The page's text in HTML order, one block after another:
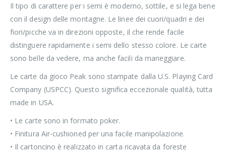
Il tipo di carattere per i semi è moderno, sottile, e si lega bene
con il design delle montagne. Le linee dei cuori/quadri e dei
fiori/picche va in direzioni opposte, il che rende facile
distinguere rapidamente i semi dello stesso colore. Le carte
sono belle da vedere, ma anche facili da maneggiare.
Le carte da gioco Peak sono stampate dalla U.S. Playing Card
Company (USPCC). Questo significa eccezionale qualità, tutta
made in USA.
• Le carte sono in formato poker.
• Finitura Air-cushioned per una facile manipolazione.
• Il cartoncino è realizzato in carta ricavata da foreste